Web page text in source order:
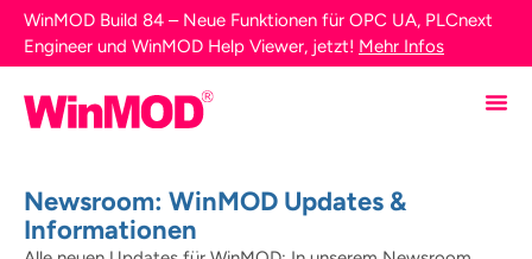
WinMOD Build 84 – Neue Funktionen für OPC UA, PLCnext
Engineer und WinMOD Help Viewer, jetzt! Mehr Infos
Newsroom: WinMOD Updates &
Informationen